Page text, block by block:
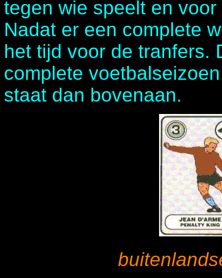
tegen wie speelt en
Nadat er een complete
het tijd voor de tranfers.
complete
staat dan bovenaan.